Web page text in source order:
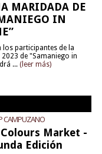
MARIDADA DE
IN
los participantes de la
de "Samaniego in
... (leer más)
CAMPUZANO
Market -
Edición